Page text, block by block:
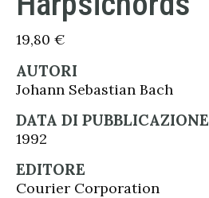
19,80 €
AUTORI
Johann Sebastian Bach
DATA DI PUBBLICAZIONE
1992
EDITORE
Courier Corporation